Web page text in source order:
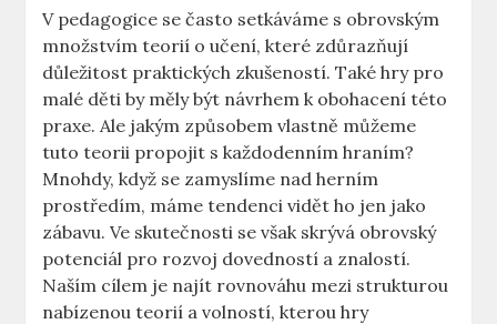
V pedagogice se často setkáváme s obrovským
množstvím teorií o učení, které zdůrazňují
důležitost praktických zkušeností. Také hry pro
malé děti by měly být návrhem k obohacení této
praxe. Ale jakým způsobem vlastně můžeme
tuto teorii propojit s každodenním hraním?
Mnohdy, když se zamyslíme nad herním
prostředím, máme tendenci vidět ho jen jako
zábavu. Ve skutečnosti se však skrývá obrovský
potenciál pro rozvoj dovedností a znalostí.
Naším cílem je najít rovnováhu mezi strukturou
nabízenou teorií a volností, kterou hry